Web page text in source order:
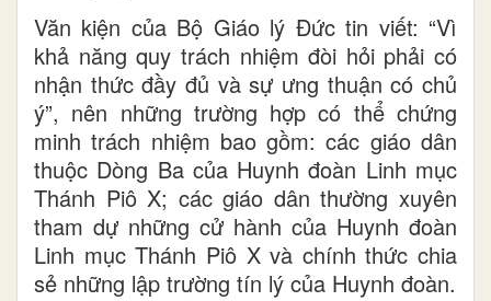
Văn kiện của Bộ Giáo lý Đức tin viết: “Vì
khả năng quy trách nhiệm đòi hỏi phải có
nhận thức đầy đủ và sự ưng thuận có chủ
ý”, nên những trường hợp có thể chứng
minh trách nhiệm bao gồm: các giáo dân
thuộc Dòng Ba của Huynh đoàn Linh mục
Thánh Piô X; các giáo dân thường xuyên
tham dự những cử hành của Huynh đoàn
Linh mục Thánh Piô X và chính thức chia
sẻ những lập trường tín lý của Huynh đoàn.